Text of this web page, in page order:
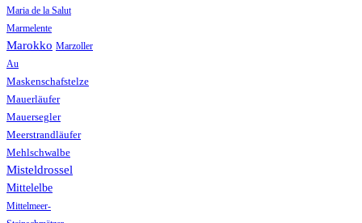
Maria de la Salut
Marmelente
Marokko Marzoller
Au
Maskenschafstelze
Mauerläufer
Mauersegler
Meerstrandläufer
Mehlschwalbe
Misteldrossel
Mittelelbe
Mittelmeer-